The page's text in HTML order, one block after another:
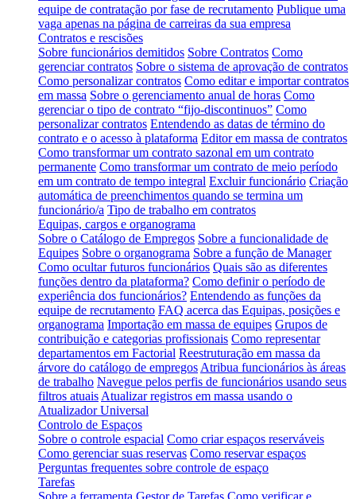
equipe de contratação por fase de recrutamento Publique uma
vaga apenas na página de carreiras da sua empresa
Contratos e rescisões
Sobre funcionários demitidos Sobre Contratos Como
gerenciar contratos Sobre o sistema de aprovação de contratos
Como personalizar contratos Como editar e importar contratos
em massa Sobre o gerenciamento anual de horas Como
gerenciar o tipo de contrato “fijo-discontinuos” Como
personalizar contratos Entendendo as datas de término do
contrato e o acesso à plataforma Editor em massa de contratos
Como transformar um contrato sazonal em um contrato
permanente Como transformar um contrato de meio período
em um contrato de tempo integral Excluir funcionário Criação
automática de preenchimentos quando se termina um
funcionário/a Tipo de trabalho em contratos
Equipas, cargos e organograma
Sobre o Catálogo de Empregos Sobre a funcionalidade de
Equipes Sobre o organograma Sobre a função de Manager
Como ocultar futuros funcionários Quais são as diferentes
funções dentro da plataforma? Como definir o período de
experiência dos funcionários? Entendendo as funções da
equipe de recrutamento FAQ acerca das Equipas, posições e
organograma Importação em massa de equipes Grupos de
contribuição e categorias profissionais Como representar
departamentos em Factorial Reestruturação em massa da
árvore do catálogo de empregos Atribua funcionários às áreas
de trabalho Navegue pelos perfis de funcionários usando seus
filtros atuais Atualizar registros em massa usando o
Atualizador Universal
Controlo de Espaços
Sobre o controle espacial Como criar espaços reserváveis
Como gerenciar suas reservas Como reservar espaços
Perguntas frequentes sobre controle de espaço
Tarefas
Sobre a ferramenta Gestor de Tarefas Como verificar e